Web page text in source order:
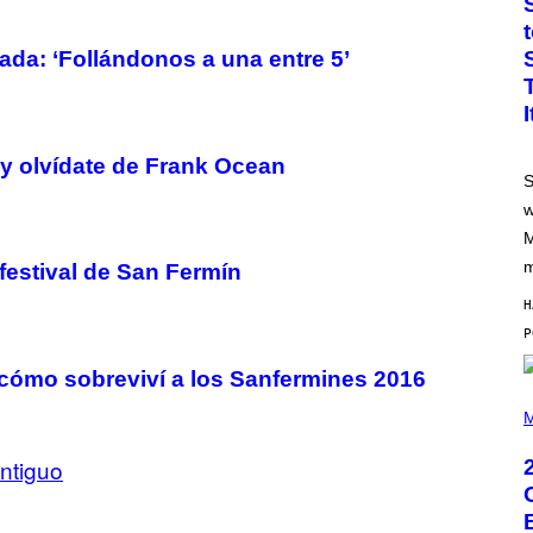
‘Follándonos a una entre 5’
olvídate de Frank Ocean
de San Fermín
sobreviví a los Sanfermines 2016
O
B
Y
J
A
M
I
C
R
T
Y
G
E
T
M
E
S
H
O
B
Y
E